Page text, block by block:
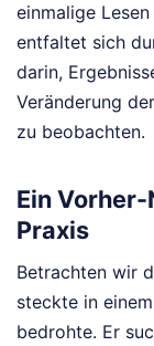
einmalige
entfaltet sich
darin,
Veränderung
zu beobachten.
Ein
Praxis
Betrachten wir
steckte in
bedrohte. Er